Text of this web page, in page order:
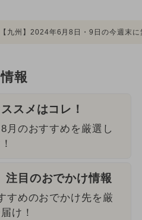
【九州】2024年6月8日・9日の今週末
報
スメはコレ！
8月のおすすめを厳選し
注目のおでかけ情報
すめのおでかけ先を厳
け！